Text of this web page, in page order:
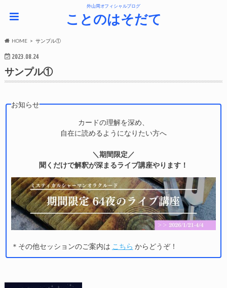
外山周オフィシャルブログ
ことのはそだて
HOME サンプル①
2023.08.24
サンプル①
お知らせ
カードの理解を深め、
自在に読めるようになりたい方へ
＼期間限定／
聞くだけで解釈が深まるライブ講座やります！
＊その他セッションのご案内は こちら からどうぞ！